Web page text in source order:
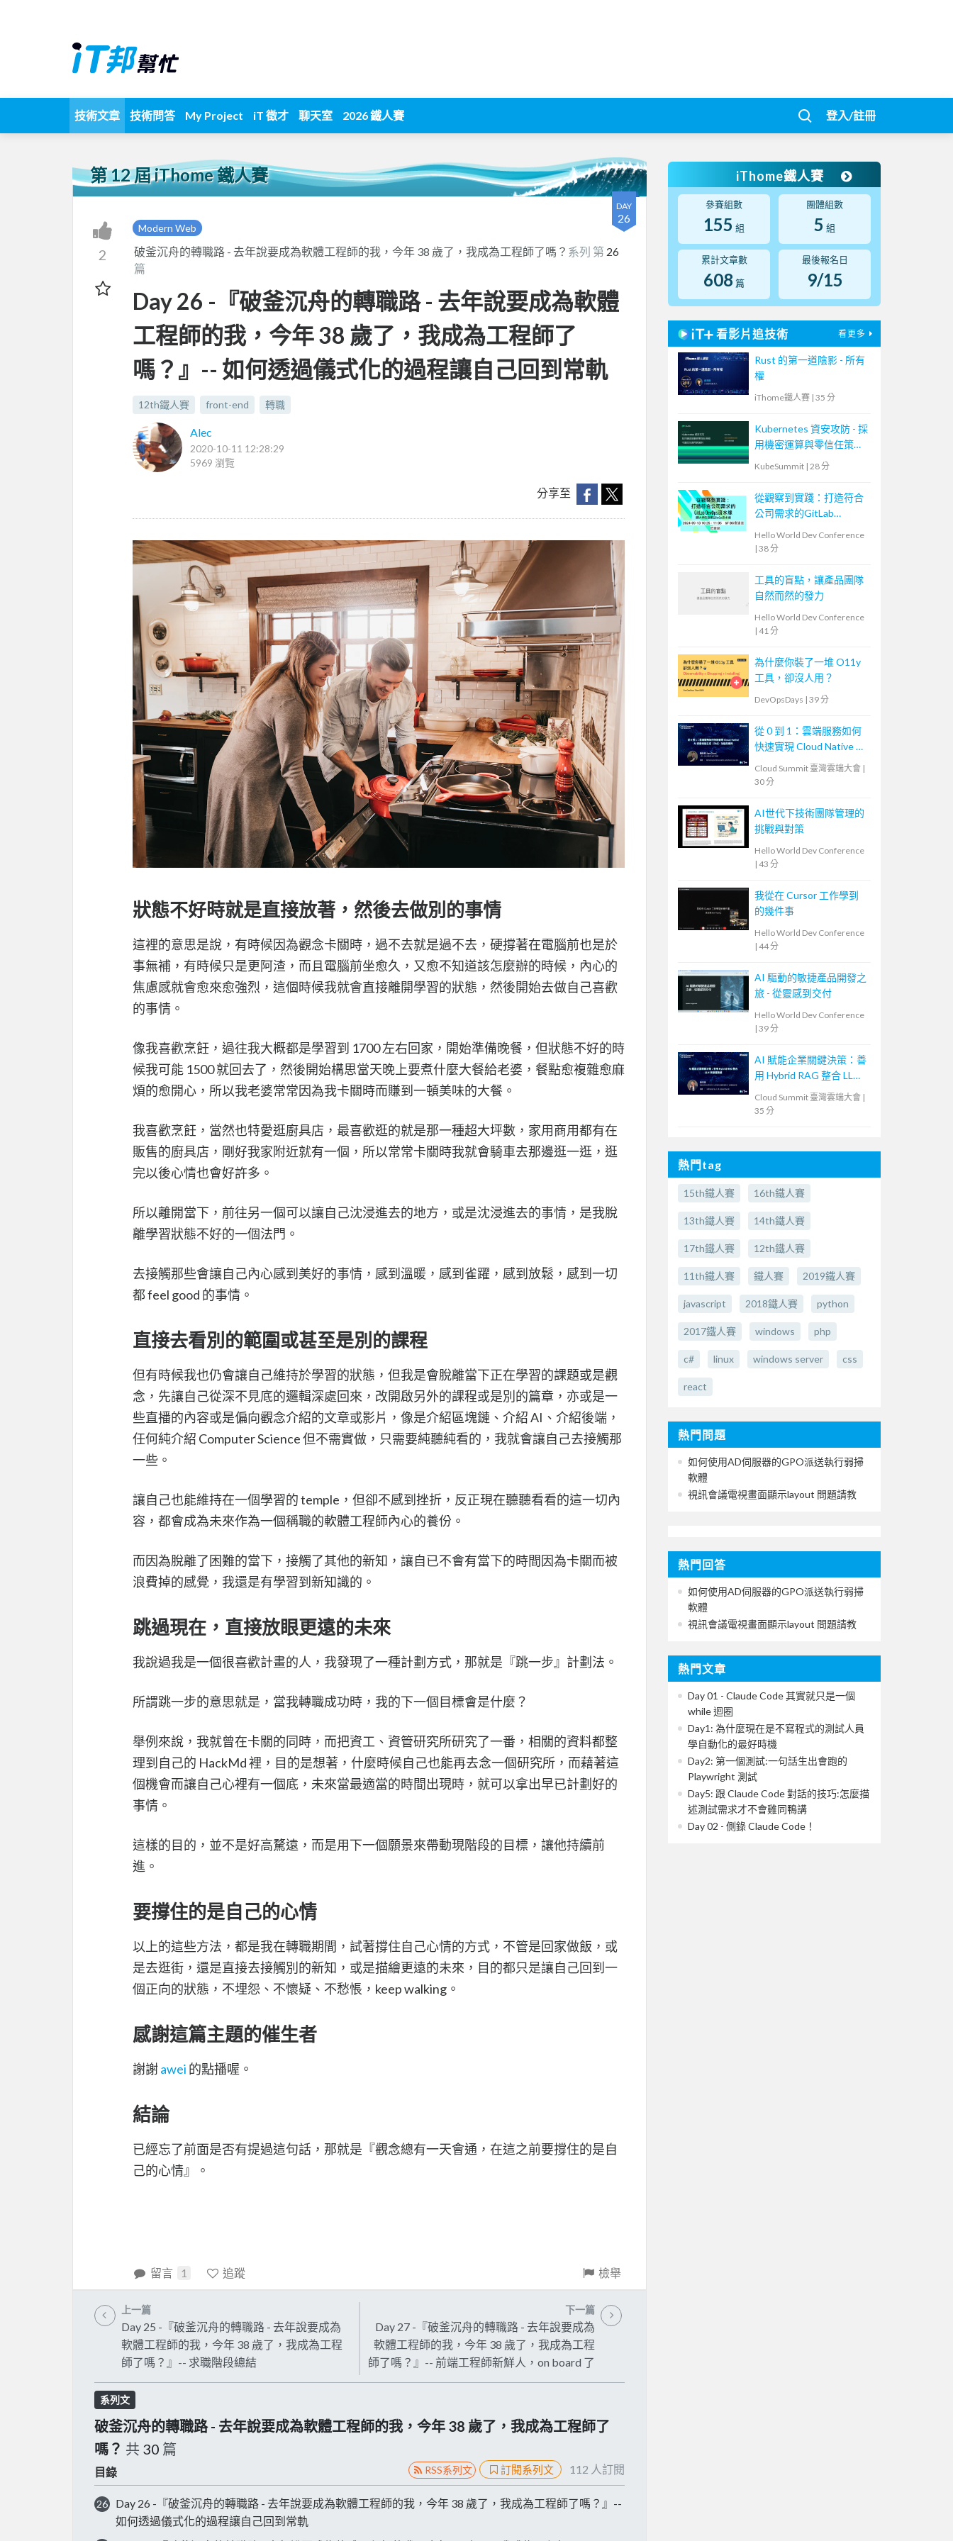
技術文章 技術問答 My Project iT 徵才 聊天室 2026 鐵人賽 登入/註冊
第 12 屆 iThome 鐵人賽
DAY
26
2
Modern Web
破釜沉舟的轉職路 - 去年說要成為軟體工程師的我，今年 38 歲了，我成為工程師了嗎？ 系列 第 26
篇
Day 26 -『破釜沉舟的轉職路 - 去年說要成為軟體
工程師的我，今年 38 歲了，我成為工程師了
嗎？』-- 如何透過儀式化的過程讓自己回到常軌
12th鐵人賽 front-end 轉職
Alec
2020-10-11 12:28:29
5969 瀏覽
分享至
狀態不好時就是直接放著，然後去做別的事情
這裡的意思是說，有時候因為觀念卡關時，過不去就是過不去，硬撐著在電腦前也是於
事無補，有時候只是更阿渣，而且電腦前坐愈久，又愈不知道該怎麼辦的時候，內心的
焦慮感就會愈來愈強烈，這個時候我就會直接離開學習的狀態，然後開始去做自己喜歡
的事情。
像我喜歡烹飪，過往我大概都是學習到 1700 左右回家，開始準備晚餐，但狀態不好的時
候我可能 1500 就回去了，然後開始構思當天晚上要煮什麼大餐給老婆，餐點愈複雜愈麻
煩的愈開心，所以我老婆常常因為我卡關時而賺到一頓美味的大餐。
我喜歡烹飪，當然也特愛逛廚具店，最喜歡逛的就是那一種超大坪數，家用商用都有在
販售的廚具店，剛好我家附近就有一個，所以常常卡關時我就會騎車去那邊逛一逛，逛
完以後心情也會好許多。
所以離開當下，前往另一個可以讓自己沈浸進去的地方，或是沈浸進去的事情，是我脫
離學習狀態不好的一個法門。
去接觸那些會讓自己內心感到美好的事情，感到溫暖，感到雀躍，感到放鬆，感到一切
都 feel good 的事情。
直接去看別的範圍或甚至是別的課程
但有時候我也仍會讓自己維持於學習的狀態，但我是會脫離當下正在學習的課題或是觀
念，先讓自己從深不見底的邏輯深處回來，改開啟另外的課程或是別的篇章，亦或是一
些直播的內容或是偏向觀念介紹的文章或影片，像是介紹區塊鏈、介紹 AI、介紹後端，
任何純介紹 Computer Science 但不需實做，只需要純聽純看的，我就會讓自己去接觸那
一些。
讓自己也能維持在一個學習的 temple，但卻不感到挫折，反正現在聽聽看看的這一切內
容，都會成為未來作為一個稱職的軟體工程師內心的養份。
而因為脫離了困難的當下，接觸了其他的新知，讓自已不會有當下的時間因為卡關而被
浪費掉的感覺，我還是有學習到新知識的。
跳過現在，直接放眼更遠的未來
我說過我是一個很喜歡計畫的人，我發現了一種計劃方式，那就是『跳一步』計劃法。
所謂跳一步的意思就是，當我轉職成功時，我的下一個目標會是什麼？
舉例來說，我就曾在卡關的同時，而把資工、資管研究所研究了一番，相關的資料都整
理到自己的 HackMd 裡，目的是想著，什麼時候自己也能再去念一個研究所，而藉著這
個機會而讓自己心裡有一個底，未來當最適當的時間出現時，就可以拿出早已計劃好的
事情。
這樣的目的，並不是好高騖遠，而是用下一個願景來帶動現階段的目標，讓他持續前
進。
要撐住的是自己的心情
以上的這些方法，都是我在轉職期間，試著撐住自己心情的方式，不管是回家做飯，或
是去逛街，還是直接去接觸別的新知，或是描繪更遠的未來，目的都只是讓自己回到一
個正向的狀態，不埋怨、不懷疑、不愁悵，keep walking。
感謝這篇主題的催生者
謝謝awei 的點播喔。
結論
已經忘了前面是否有提過這句話，那就是『觀念總有一天會通，在這之前要撐住的是自
己的心情』。
留言 1 追蹤 檢舉
上一篇
Day 25 -『破釜沉舟的轉職路 - 去年說要成為
軟體工程師的我，今年 38 歲了，我成為工程
師了嗎？』-- 求職階段總結
下一篇
Day 27 -『破釜沉舟的轉職路 - 去年說要成為
軟體工程師的我，今年 38 歲了，我成為工程
師了嗎？』-- 前端工程師新鮮人，on board 了
系列文
破釜沉舟的轉職路 - 去年說要成為軟體工程師的我，今年 38 歲了，我成為工程師了
嗎？ 共 30 篇
目錄 RSS系列文 訂閱系列文 112 人訂閱
26
Day 26 -『破釜沉舟的轉職路 - 去年說要成為軟體工程師的我，今年 38 歲了，我成為工程師了嗎？』--
如何透過儀式化的過程讓自己回到常軌
iThome鐵人賽
參賽組數
155 組
團體組數
5 組
累計文章數
608 篇
最後報名日
9/15
看影片追技術 看更多
Rust 的第一道陰影 - 所有
權
iThome鐵人賽 | 35 分
Kubernetes 資安攻防 - 採
用機密運算與零信任策
略，守護您的應用
KubeSummit | 28 分
從觀察到實踐：打造符合
公司需求的GitLab
Hello World Dev Conference
| 38 分
工具的盲點，讓產品團隊
自然而然的發力
Hello World Dev Conference
| 41 分
為什麼你裝了一堆 O11y
工具，卻沒人用？
DevOpsDays | 39 分
從 0 到 1：雲端服務如何
快速實現 Cloud Native AI
檢索增強生成（RAG）功
能的應用
Cloud Summit 臺灣雲端大會 |
30 分
AI世代下技術團隊管理的
挑戰與對策
Hello World Dev Conference
| 43 分
我從在 Cursor 工作學到
的幾件事
Hello World Dev Conference
| 44 分
AI 驅動的敏捷產品開發之
旅 - 從靈感到交付
Hello World Dev Conference
| 39 分
AI 賦能企業關鍵決策：善
用 Hybrid RAG 整合 LLM
Cloud Summit 臺灣雲端大會 |
35 分
熱門tag
15th鐵人賽 16th鐵人賽
13th鐵人賽 14th鐵人賽
17th鐵人賽 12th鐵人賽
11th鐵人賽 鐵人賽 2019鐵人賽
javascript 2018鐵人賽 python
2017鐵人賽 windows php
c# linux windows server css
react
熱門問題
如何使用AD伺服器的GPO派送執行弱掃
軟體
視訊會議電視畫面顯示layout 問題請教
熱門回答
如何使用AD伺服器的GPO派送執行弱掃
軟體
視訊會議電視畫面顯示layout 問題請教
熱門文章
Day 01 - Claude Code 其實就只是一個
while 迴圈
Day1: 為什麼現在是不寫程式的測試人員
學自動化的最好時機
Day2: 第一個測試:一句話生出會跑的
Playwright 測試
Day5: 跟 Claude Code 對話的技巧:怎麼描
述測試需求才不會雞同鴨講
Day 02 - 側錄 Claude Code！